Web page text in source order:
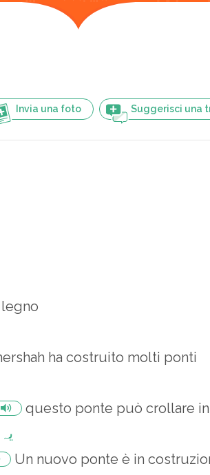
Invia una foto Suggerisci una
ha costruito molti ponti
questo ponte può crollare
Un nuovo ponte è in